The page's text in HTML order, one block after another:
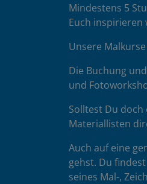
Mindestens 5
Euch inspirieren
Unsere
Die Buchung
und
Solltest Du
Materiallisten
Auch auf eine
gehst. Du
seines Mal-,